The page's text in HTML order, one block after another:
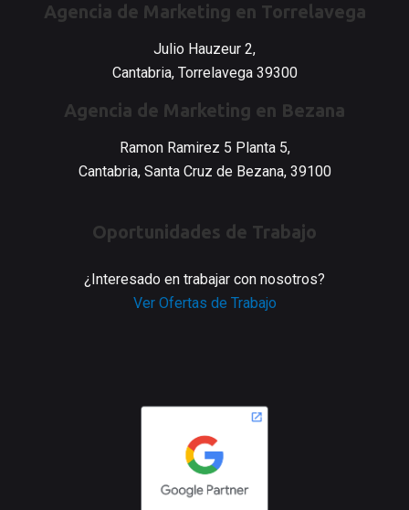
Agencia de Marketing en Torrelavega
Julio Hauzeur 2,
Cantabria, Torrelavega 39300
Agencia de Marketing en Bezana
Ramon Ramirez 5 Planta 5,
Cantabria, Santa Cruz de Bezana, 39100
Oportunidades de Trabajo
¿Interesado en trabajar con nosotros?
Ver Ofertas de Trabajo